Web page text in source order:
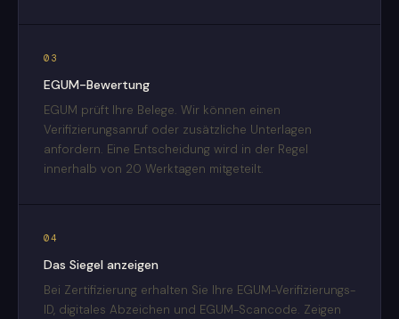
03
EGUM-Bewertung
EGUM prüft Ihre Belege. Wir können einen
Verifizierungsanruf oder zusätzliche Unterlagen
anfordern. Eine Entscheidung wird in der Regel
innerhalb von 20 Werktagen mitgeteilt.
04
Das Siegel anzeigen
Bei Zertifizierung erhalten Sie Ihre EGUM-Verifizierungs-
ID, digitales Abzeichen und EGUM-Scancode. Zeigen